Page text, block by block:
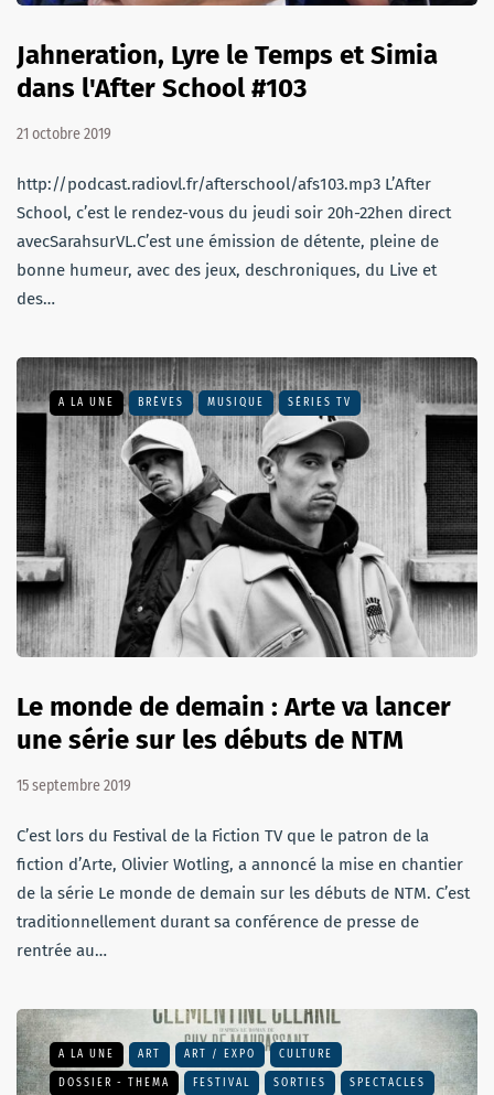
Jahneration, Lyre le Temps et Simia
dans l'After School #103
21 octobre 2019
http://podcast.radiovl.fr/afterschool/afs103.mp3 L’After
School, c’est le rendez-vous du jeudi soir 20h-22hen direct
avecSarahsurVL.C’est une émission de détente, pleine de
bonne humeur, avec des jeux, deschroniques, du Live et
des…
A LA UNE BRÈVES MUSIQUE SÉRIES TV
Le monde de demain : Arte va lancer
une série sur les débuts de NTM
15 septembre 2019
C’est lors du Festival de la Fiction TV que le patron de la
fiction d’Arte, Olivier Wotling, a annoncé la mise en chantier
de la série Le monde de demain sur les débuts de NTM. C’est
traditionnellement durant sa conférence de presse de
rentrée au…
A LA UNE ART ART / EXPO CULTURE
DOSSIER - THEMA FESTIVAL SORTIES SPECTACLES